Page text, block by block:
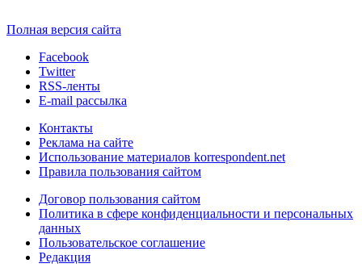
Полная версия сайта
Facebook
Twitter
RSS-ленты
E-mail рассылка
Контакты
Реклама на сайте
Использование материалов korrespondent.net
Правила пользования сайтом
Договор пользования сайтом
Политика в сфере конфиденциальности и персональных
данных
Пользовательское соглашение
Редакция